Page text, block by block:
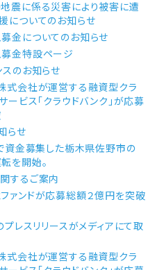
震に係る災害により被害に遭
についてのお知らせ
金についてのお知らせ
金特設ページ
スのお知らせ
式会社が運営する融資型クラ
ービス「クラウドバンク」が応募
らせ
で資金募集した栃木県佐野市の
を開始。
するご案内
ァンドが応募総額２億円を突破
プレスリリースがメディアにて取
式会社が運営する融資型クラ